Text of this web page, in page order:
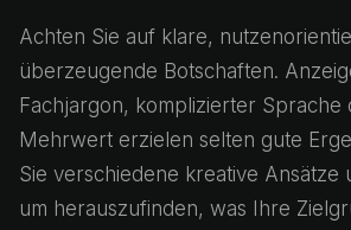
Achten Sie auf klare,
überzeugende Botschaften.
Fachjargon, komplizierter Sprache
Mehrwert erzielen selten gute
Sie verschiedene kreative Ansätze
um herauszufinden, was Ihre